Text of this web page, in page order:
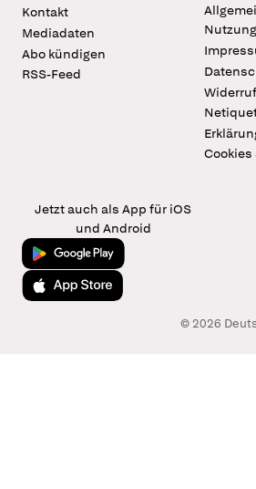
Kontakt
Mediadaten
Abo kündigen
RSS-Feed
Cookies
Jetzt auch als App für iOS
und Android
Jetzt bei Google Play
Laden im App Store
© 2026